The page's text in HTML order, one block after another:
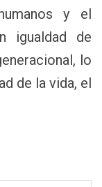
y el
igualdad de
lo
de la vida, el